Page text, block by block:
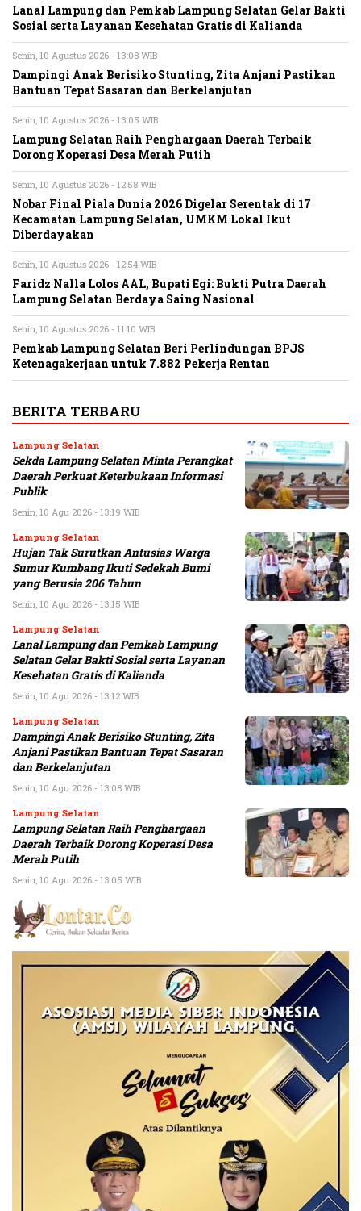
Lanal Lampung dan Pemkab Lampung Selatan Gelar Bakti
Sosial serta Layanan Kesehatan Gratis di Kalianda
Senin, 10 Agustus 2026 - 13:08 WIB
Dampingi Anak Berisiko Stunting, Zita Anjani Pastikan
Bantuan Tepat Sasaran dan Berkelanjutan
Senin, 10 Agustus 2026 - 13:05 WIB
Lampung Selatan Raih Penghargaan Daerah Terbaik
Dorong Koperasi Desa Merah Putih
Senin, 10 Agustus 2026 - 12:58 WIB
Nobar Final Piala Dunia 2026 Digelar Serentak di 17
Kecamatan Lampung Selatan, UMKM Lokal Ikut
Diberdayakan
Senin, 10 Agustus 2026 - 12:54 WIB
Faridz Nalla Lolos AAL, Bupati Egi: Bukti Putra Daerah
Lampung Selatan Berdaya Saing Nasional
Senin, 10 Agustus 2026 - 11:10 WIB
Pemkab Lampung Selatan Beri Perlindungan BPJS
Ketenagakerjaan untuk 7.882 Pekerja Rentan
BERITA TERBARU
Lampung Selatan
Sekda Lampung Selatan Minta Perangkat
Daerah Perkuat Keterbukaan Informasi
Publik
Senin, 10 Agu 2026 - 13:19 WIB
Lampung Selatan
Hujan Tak Surutkan Antusias Warga
Sumur Kumbang Ikuti Sedekah Bumi
yang Berusia 206 Tahun
Senin, 10 Agu 2026 - 13:15 WIB
Lampung Selatan
Lanal Lampung dan Pemkab Lampung
Selatan Gelar Bakti Sosial serta Layanan
Kesehatan Gratis di Kalianda
Senin, 10 Agu 2026 - 13:12 WIB
Lampung Selatan
Dampingi Anak Berisiko Stunting, Zita
Anjani Pastikan Bantuan Tepat Sasaran
dan Berkelanjutan
Senin, 10 Agu 2026 - 13:08 WIB
Lampung Selatan
Lampung Selatan Raih Penghargaan
Daerah Terbaik Dorong Koperasi Desa
Merah Putih
Senin, 10 Agu 2026 - 13:05 WIB